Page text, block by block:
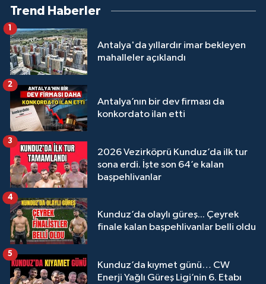
Trend Haberler
Antalya'da yıllardır imar bekleyen
mahalleler açıklandı
1
Antalya’nın bir dev firması da
konkordato ilan etti
2
2026 Vezirköprü Kunduz’da ilk tur
sona erdi. İşte son 64’e kalan
başpehlivanlar
3
Kunduz’da olaylı güreş... Çeyrek
finale kalan başpehlivanlar belli oldu
4
Kunduz’da kıymet günü… CW
Enerji Yağlı Güreş Ligi’nin 6. Etabı
5